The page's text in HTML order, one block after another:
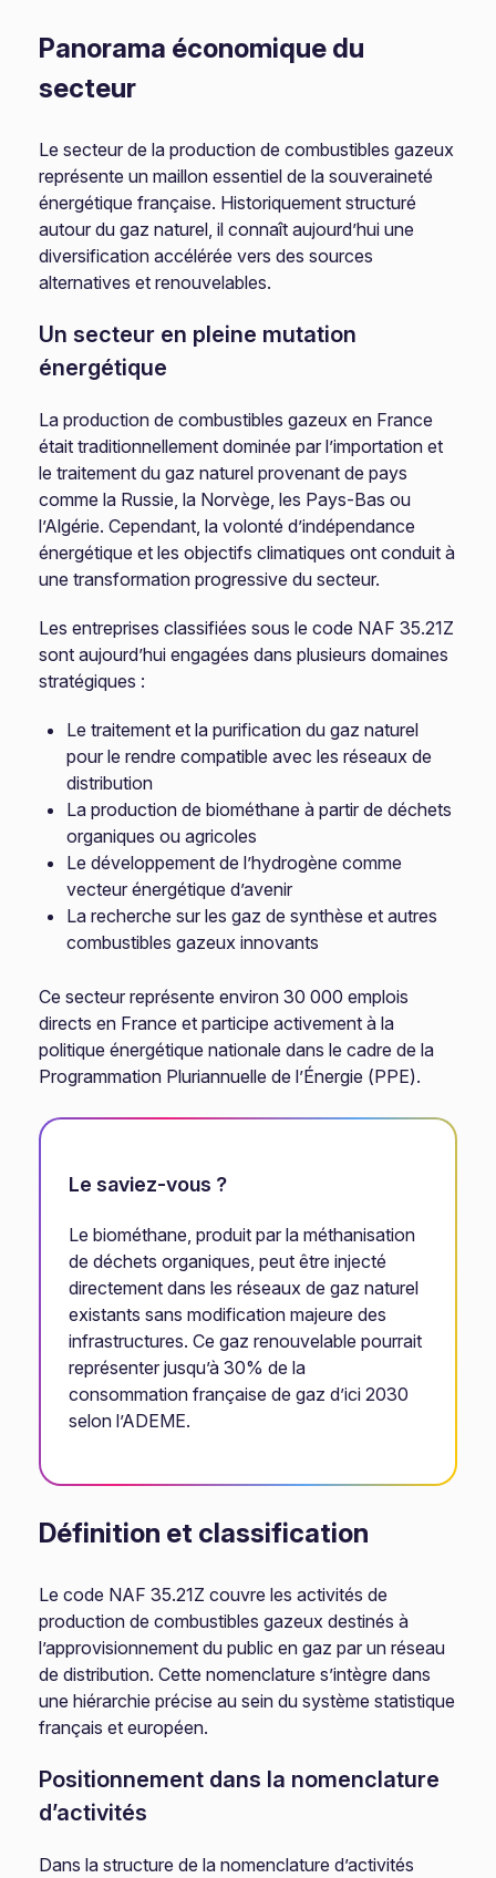
Panorama économique du
secteur
Le secteur de la production de combustibles gazeux
représente un maillon essentiel de la souveraineté
énergétique française. Historiquement structuré
autour du gaz naturel, il connaît aujourd’hui une
diversification accélérée vers des sources
alternatives et renouvelables.
Un secteur en pleine mutation
énergétique
La production de combustibles gazeux en France
était traditionnellement dominée par l’importation et
le traitement du gaz naturel provenant de pays
comme la Russie, la Norvège, les Pays-Bas ou
l’Algérie. Cependant, la volonté d’indépendance
énergétique et les objectifs climatiques ont conduit à
une transformation progressive du secteur.
Les entreprises classifiées sous le code NAF 35.21Z
sont aujourd’hui engagées dans plusieurs domaines
stratégiques :
Le traitement et la purification du gaz naturel
pour le rendre compatible avec les réseaux de
distribution
La production de biométhane à partir de déchets
organiques ou agricoles
Le développement de l’hydrogène comme
vecteur énergétique d’avenir
La recherche sur les gaz de synthèse et autres
combustibles gazeux innovants
Ce secteur représente environ 30 000 emplois
directs en France et participe activement à la
politique énergétique nationale dans le cadre de la
Programmation Pluriannuelle de l’Énergie (PPE).
Le saviez-vous ?
Le biométhane, produit par la méthanisation
de déchets organiques, peut être injecté
directement dans les réseaux de gaz naturel
existants sans modification majeure des
infrastructures. Ce gaz renouvelable pourrait
représenter jusqu’à 30% de la
consommation française de gaz d’ici 2030
selon l’ADEME.
Définition et classification
Le code NAF 35.21Z couvre les activités de
production de combustibles gazeux destinés à
l’approvisionnement du public en gaz par un réseau
de distribution. Cette nomenclature s’intègre dans
une hiérarchie précise au sein du système statistique
français et européen.
Positionnement dans la nomenclature
d’activités
Dans la structure de la nomenclature d’activités